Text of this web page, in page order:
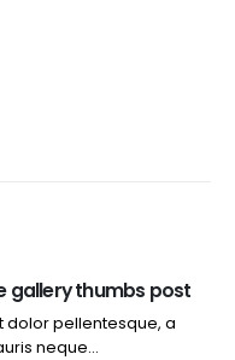
gallery thumbs post
dolor pellentesque, a
neque...